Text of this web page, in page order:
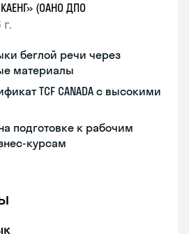
(ОАНО ДПО
беглой речи через
материалы
TCF CANADA с высокими
подготовке к рабочим
курсам